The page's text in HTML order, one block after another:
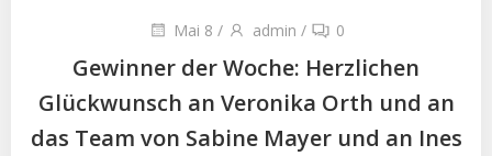
Mai 8 / admin / 0
Gewinner der Woche: Herzlichen
Glückwunsch an Veronika Orth und an
das Team von Sabine Mayer und an Ines